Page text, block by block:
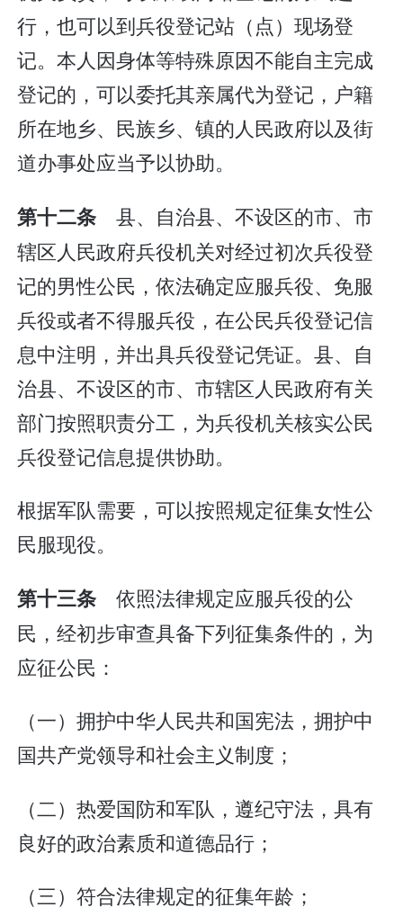
行，也可以到兵役登记站（点）现场登
记。本人因身体等特殊原因不能自主完成
登记的，可以委托其亲属代为登记，户籍
所在地乡、民族乡、镇的人民政府以及街
道办事处应当予以协助。
第十二条 县、自治县、不设区的市、市
辖区人民政府兵役机关对经过初次兵役登
记的男性公民，依法确定应服兵役、免服
兵役或者不得服兵役，在公民兵役登记信
息中注明，并出具兵役登记凭证。县、自
治县、不设区的市、市辖区人民政府有关
部门按照职责分工，为兵役机关核实公民
兵役登记信息提供协助。
根据军队需要，可以按照规定征集女性公
民服现役。
第十三条 依照法律规定应服兵役的公
民，经初步审查具备下列征集条件的，为
应征公民：
（一）拥护中华人民共和国宪法，拥护中
国共产党领导和社会主义制度；
（二）热爱国防和军队，遵纪守法，具有
良好的政治素质和道德品行；
（三）符合法律规定的征集年龄；